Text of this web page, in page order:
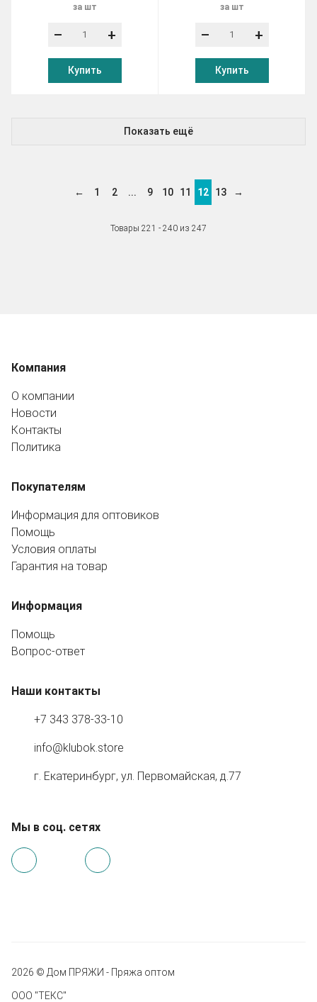
за шт
– +
Купить
за шт
– +
Купить
Показать ещё
Товары 221 - 240 из 247
← 1 2 ... 9 10 11 12 13 →
Компания
О компании
Новости
Контакты
Политика
Покупателям
Информация для оптовиков
Помощь
Условия оплаты
Гарантия на товар
Информация
Помощь
Вопрос-ответ
Наши контакты
+7 343 378-33-10
info@klubok.store
г. Екатеринбург, ул. Первомайская, д.77
Мы в соц. сетях
2026 © Дом ПРЯЖИ - Пряжа оптом
ООО "ТЕКС"